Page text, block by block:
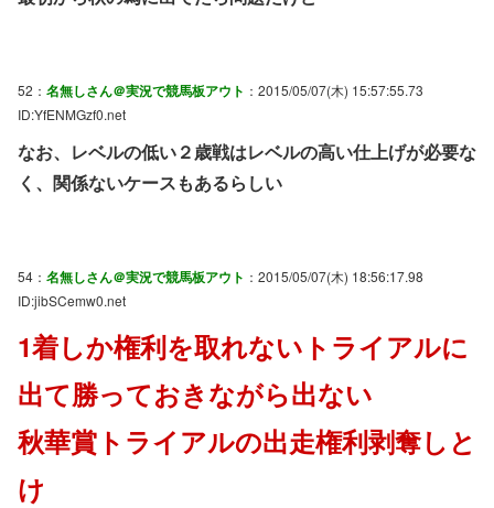
52： 名無しさん＠実況で競馬板アウト ：2015/05/07(木) 15:57:55.73
ID:YfENMGzf0.net
なお、レベルの低い２歳戦はレベルの高い仕上げが必要な
く、関係ないケースもあるらしい
54： 名無しさん＠実況で競馬板アウト ：2015/05/07(木) 18:56:17.98
ID:jibSCemw0.net
1着しか権利を取れないトライアルに
出て勝っておきながら出ない
秋華賞トライアルの出走権利剥奪しと
け